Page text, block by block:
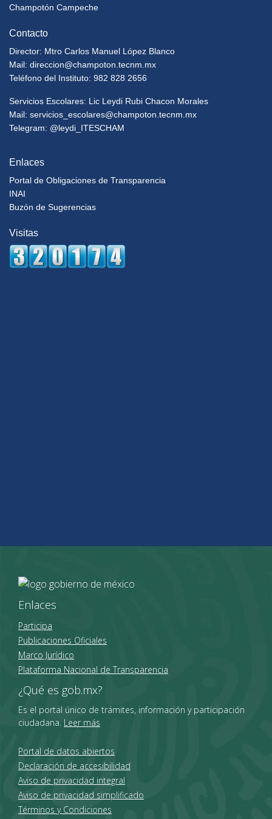
Champotón Campeche
Contacto
Director: Mtro Carlos Manuel López Blanco
Mail: direccion@champoton.tecnm.mx
Teléfono del Instituto: 982 828 2656
Servicios Escolares: Lic Leydi Rubi Chacon Morales
Mail: servicios_escolares@champoton.tecnm.mx
Telegram: @leydi_ITESCHAM
Enlaces
Portal de Obligaciones de Transparencia
INAI
Buzón de Sugerencias
Visitas
Enlaces
Participa
Publicaciones Oficiales
Marco Jurídico
Plataforma Nacional de Transparencia
¿Qué es gob.mx?
Es el portal único de trámites, información y participación
ciudadana. Leer más
Portal de datos abiertos
Declaración de accesibilidad
Aviso de privacidad integral
Aviso de privacidad simplificado
Términos y Condiciones